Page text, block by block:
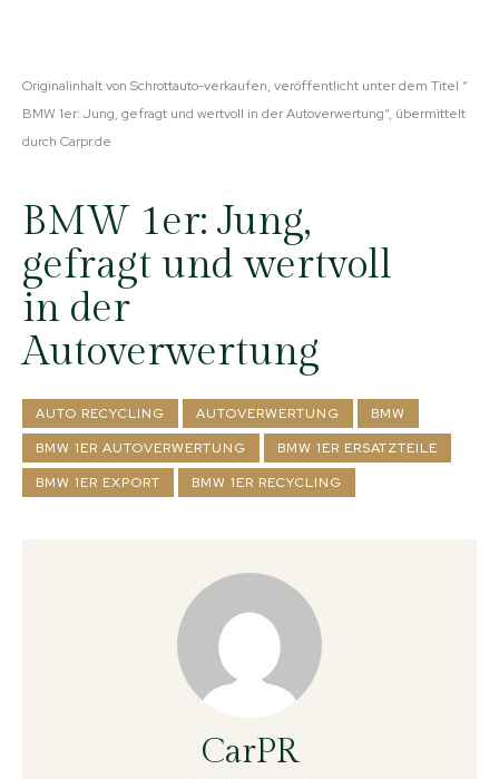
Originalinhalt von Schrottauto-verkaufen, veröffentlicht unter dem Titel “
BMW 1er: Jung, gefragt und wertvoll in der Autoverwertung“, übermittelt
durch Carpr.de
BMW 1er: Jung,
gefragt und wertvoll
in der
Autoverwertung
AUTO RECYCLING AUTOVERWERTUNG
BMW
BMW 1ER AUTOVERWERTUNG
BMW 1ER ERSATZTEILE
BMW 1ER EXPORT
BMW 1ER RECYCLING
CarPR